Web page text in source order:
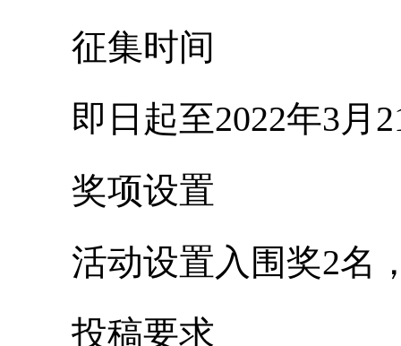
征集时间
即日起至2022年3月
奖项设置
活动设置入围奖2名，
投稿要求